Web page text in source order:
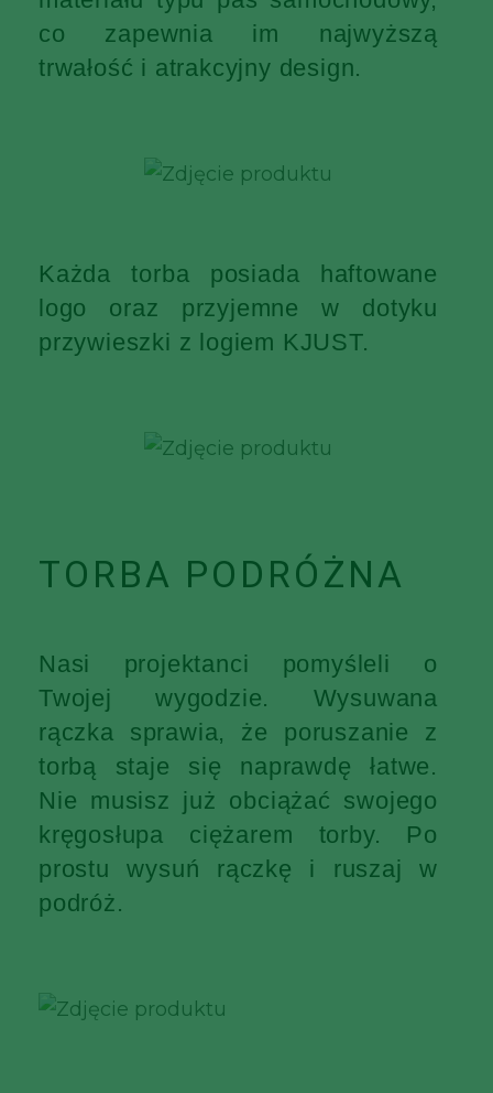
co zapewnia im najwyższą
trwałość i atrakcyjny design.
Każda torba posiada haftowane
logo oraz przyjemne w dotyku
przywieszki z logiem KJUST.
TORBA PODRÓŻNA
Nasi projektanci pomyśleli o
Twojej wygodzie. Wysuwana
rączka sprawia, że poruszanie z
torbą staje się naprawdę łatwe.
Nie musisz już obciążać swojego
kręgosłupa ciężarem torby. Po
prostu wysuń rączkę i ruszaj w
podróż.